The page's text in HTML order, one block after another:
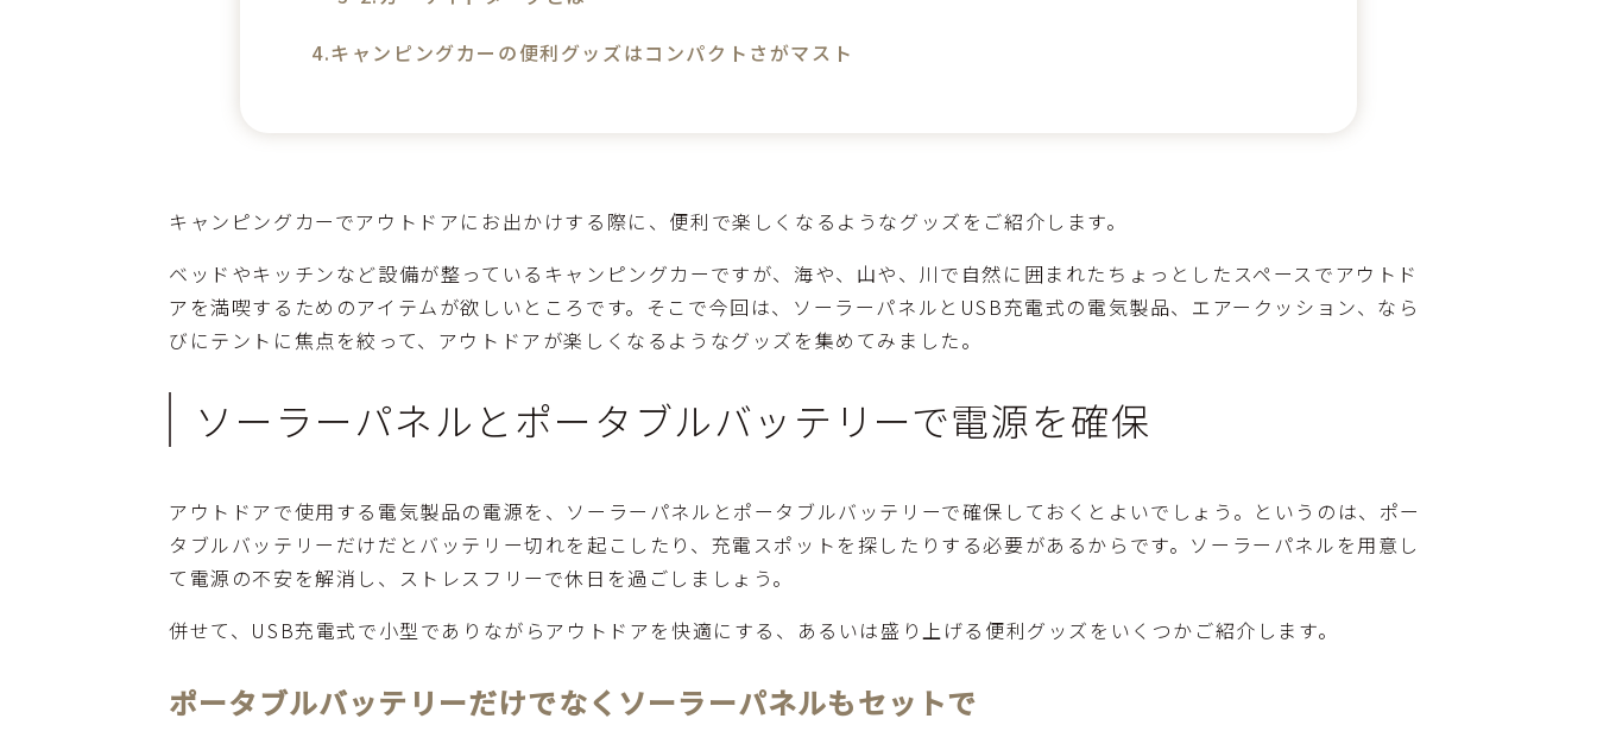
キャンピングカーの便利グッズはコンパクトさがマスト
キャンピングカーでアウトドアにお出かけする際に、便利で楽しくなるようなグッズをご紹介します。
ベッドやキッチンなど設備が整っているキャンピングカーですが、海や、山や、川で自然に囲まれたちょっとしたスペースでアウトド
アを満喫するためのアイテムが欲しいところです。そこで今回は、ソーラーパネルとUSB充電式の電気製品、エアークッション、なら
びにテントに焦点を絞って、アウトドアが楽しくなるようなグッズを集めてみました。
ソーラーパネルとポータブルバッテリーで電源を確保
アウトドアで使用する電気製品の電源を、ソーラーパネルとポータブルバッテリーで確保しておくとよいでしょう。というのは、ポー
タブルバッテリーだけだとバッテリー切れを起こしたり、充電スポットを探したりする必要があるからです。ソーラーパネルを用意し
て電源の不安を解消し、ストレスフリーで休日を過ごしましょう。
併せて、USB充電式で小型でありながらアウトドアを快適にする、あるいは盛り上げる便利グッズをいくつかご紹介します。
ポータブルバッテリーだけでなくソーラーパネルもセットで